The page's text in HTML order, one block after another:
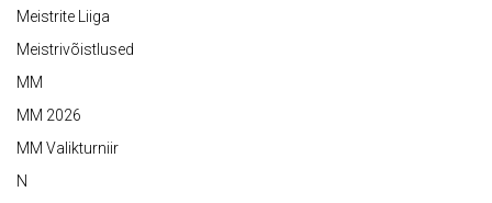
Meistrite Liiga
Meistrivõistlused
MM
MM 2026
MM Valikturniir
N